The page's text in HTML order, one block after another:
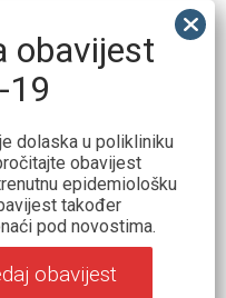
podatke kao što su
ovi na ovoj web stranici.
utjecati na određene
obavijest
19
dolaska u polikliniku
obavijest
epidemiološku
također
pod novostima.
obavijest